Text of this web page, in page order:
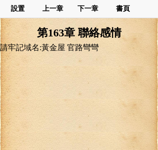
設置 上一章 下一章 書頁
第163章 聯絡感情
請牢記域名:黃金屋 官路彎彎